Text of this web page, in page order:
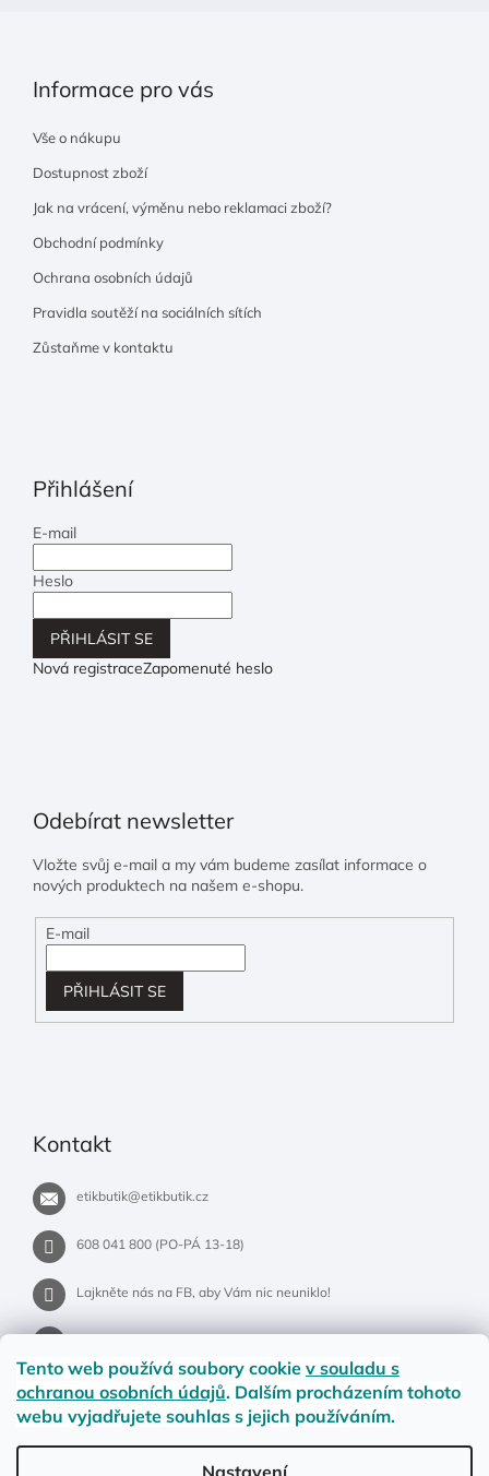
Tento web používá soubory cookie v souladu s
ochranou osobních údajů. Dalším procházením tohoto
webu vyjadřujete souhlas s jejich používáním.
Nastavení
Informace pro vás
Vše o nákupu
Dostupnost zboží
Jak na vrácení, výměnu nebo reklamaci zboží?
Obchodní podmínky
Ochrana osobních údajů
Pravidla soutěží na sociálních sítích
Zůstaňme v kontaktu
Přihlášení
E-mail
Heslo
PŘIHLÁSIT SE
Nová registraceZapomenuté heslo
Odebírat newsletter
Vložte svůj e-mail a my vám budeme zasílat informace o
nových produktech na našem e-shopu.
E-mail
PŘIHLÁSIT SE
Kontakt
etikbutik@etikbutik.cz
608 041 800 (PO-PÁ 13-18)
Lajkněte nás na FB, aby Vám nic neuniklo!